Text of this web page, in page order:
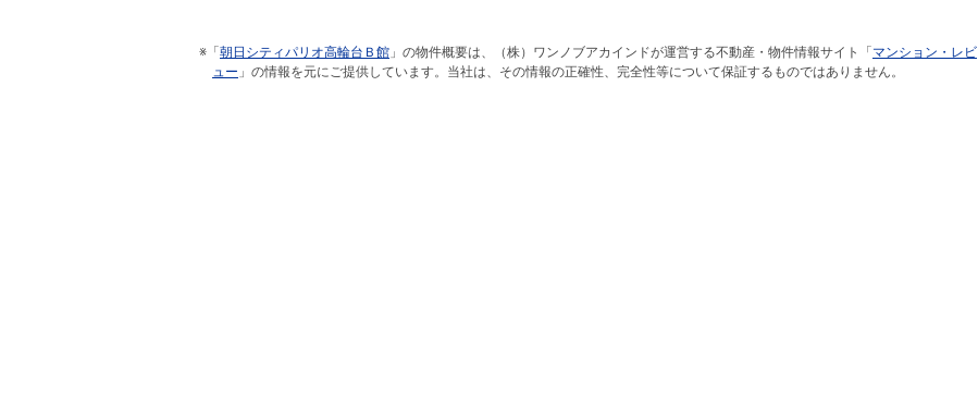
※「 朝日シティパリオ高輪台Ｂ館 」の物件概要は、（株）ワンノブアカインドが運営する不動産・物件情報サイト「 マンション・レビ
ュー 」の情報を元にご提供しています。当社は、その情報の正確性、完全性等について保証するものではありません。